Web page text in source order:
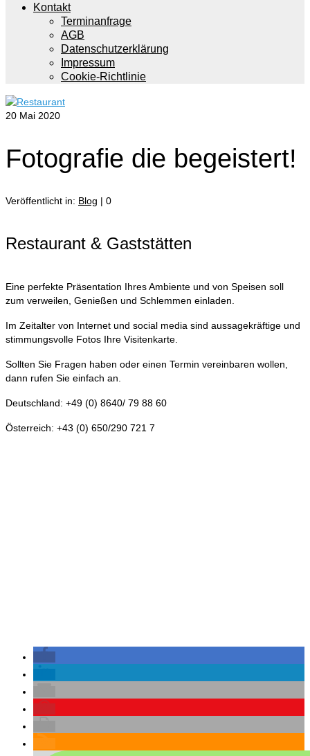
Kontakt
Terminanfrage
AGB
Datenschutzerklärung
Impressum
Cookie-Richtlinie
20 Mai 2020
Fotografie die begeistert!
Veröffentlicht in: Blog | 0
Restaurant & Gaststätten
Eine perfekte Präsentation Ihres Ambiente und von Speisen soll
zum verweilen, Genießen und Schlemmen einladen.
Im Zeitalter von Internet und social media sind aussagekräftige und
stimmungsvolle Fotos Ihre Visitenkarte.
Sollten Sie Fragen haben oder einen Termin vereinbaren wollen,
dann rufen Sie einfach an.
Deutschland: +49 (0) 8640/ 79 88 60
Österreich: +43 (0) 650/290 721 7